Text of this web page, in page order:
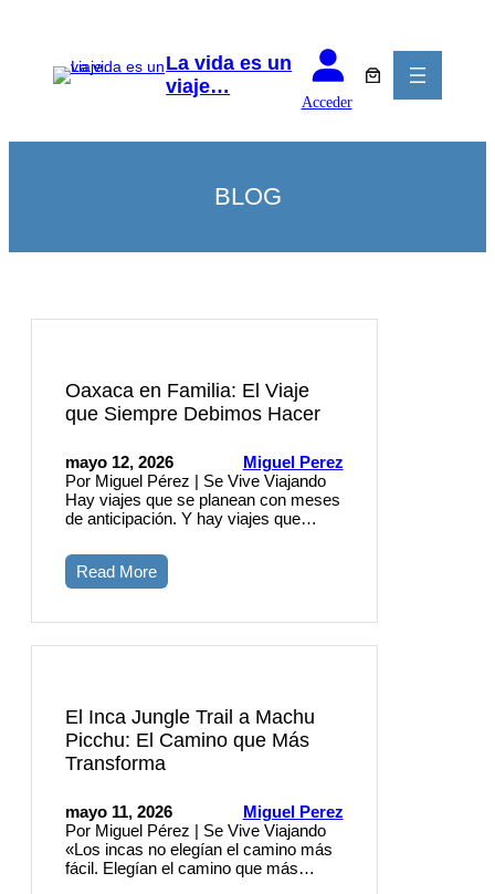
La vida es un
viaje…
Acceder
BLOG
Oaxaca en Familia: El Viaje
que Siempre Debimos Hacer
mayo 12, 2026
Miguel Perez
Por Miguel Pérez | Se Vive Viajando
Hay viajes que se planean con meses
de anticipación. Y hay viajes que…
Read More
El Inca Jungle Trail a Machu
Picchu: El Camino que Más
Transforma
mayo 11, 2026
Miguel Perez
Por Miguel Pérez | Se Vive Viajando
«Los incas no elegían el camino más
fácil. Elegían el camino que más…